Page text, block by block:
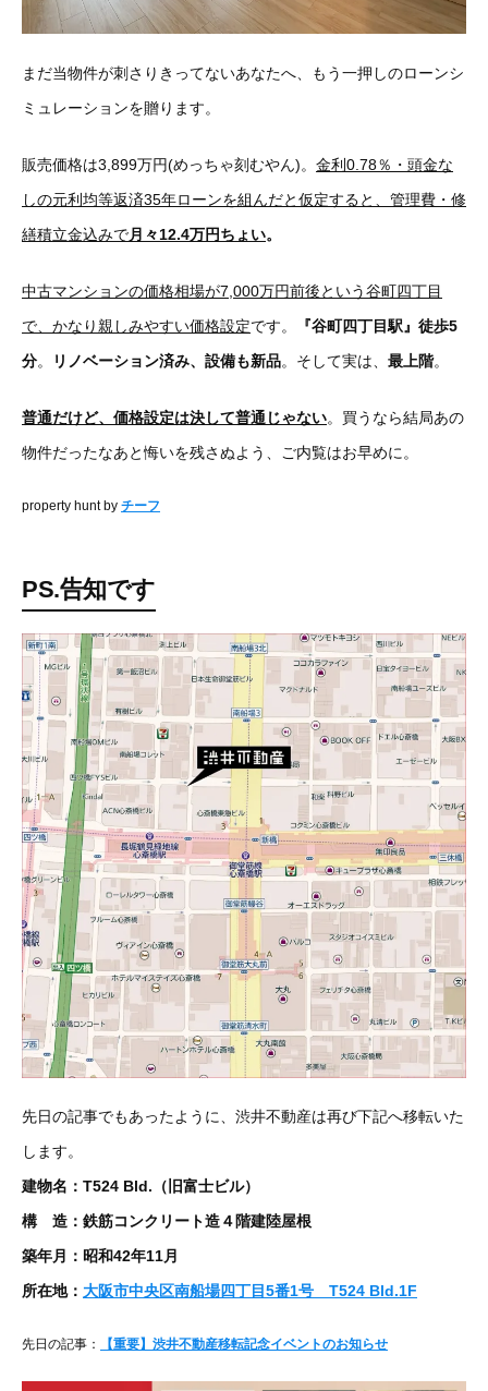
まだ当物件が刺さりきってないあなたへ、もう一押しのローンシ
ミュレーションを贈ります。
販売価格は3,899万円(めっちゃ刻むやん)。 金利0.78％・頭金な
しの元利均等返済35年ローンを組んだと仮定すると、管理費・修
繕積立金込みで月々12.4万円ちょい。
中古マンションの価格相場が7,000万円前後という谷町四丁目
で、かなり親しみやすい価格設定です。
『谷町四丁目駅』徒歩5
分。 リノベーション済み、設備も新品。そして実は、 最上階。
普通だけど、価格設定は決して普通じゃない。買うなら結局あの
物件だったなあと悔いを残さぬよう、ご内覧はお早めに。
property hunt by チーフ
PS.告知です
先日の記事でもあったように、渋井不動産は再び下記へ移転いた
します。
建物名：T524 Bld.（旧富士ビル）
構 造：鉄筋コンクリート造４階建陸屋根
築年月：昭和42年11月
所在地： 大阪市中央区南船場四丁目5番1号 T524 Bld.1F
先日の記事： 【重要】渋井不動産移転記念イベントのお知らせ